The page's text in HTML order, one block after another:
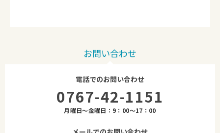
お問い合わせ
電話でのお問い合わせ
0767-42-1151
月曜日～金曜日：9：00～17：00